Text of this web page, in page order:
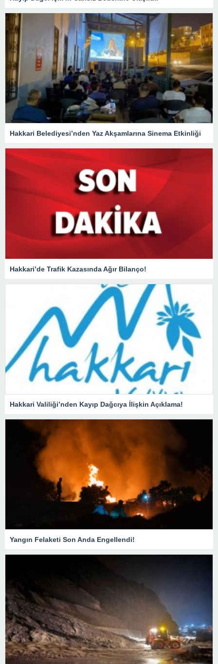
Hakkari Belediyesi’nden Yaz Akşamlarına Sinema Etkinliği
Hakkari’de Trafik Kazasında Ağır Bilanço!
Hakkari Valiliği’nden Kayıp Dağcıya İlişkin Açıklama!
Yangın Felaketi Son Anda Engellendi!